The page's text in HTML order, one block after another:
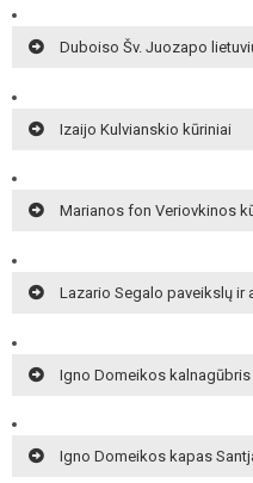
Duboiso Šv. Juozapo
Izaijo Kulvianskio kūriniai
Marianos fon Veriovkinos
Lazario Segalo paveikslų ir
Igno Domeikos kalnagūbris
Igno Domeikos kapas